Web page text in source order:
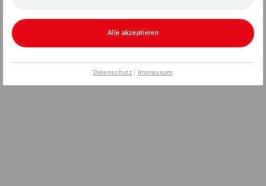
Alle akzeptieren
Datenschutz| Impressum